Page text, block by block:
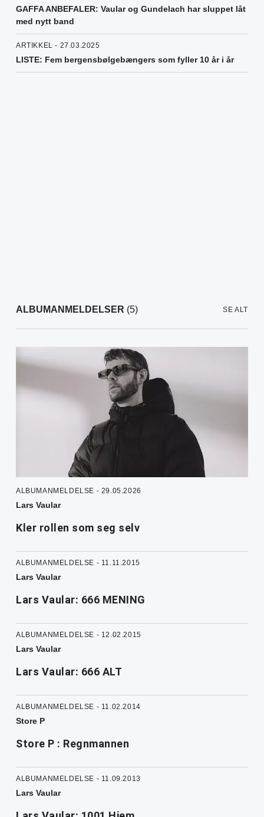
GAFFA ANBEFALER: Vaular og Gundelach har sluppet låt
med nytt band
ARTIKKEL - 27.03.2025
LISTE: Fem bergensbølgebængers som fyller 10 år i år
ALBUMANMELDELSER (5) SE ALT
ALBUMANMELDELSE - 29.05.2026
Lars Vaular
Kler rollen som seg selv
ALBUMANMELDELSE - 11.11.2015
Lars Vaular
Lars Vaular: 666 MENING
ALBUMANMELDELSE - 12.02.2015
Lars Vaular
Lars Vaular: 666 ALT
ALBUMANMELDELSE - 11.02.2014
Store P
Store P : Regnmannen
ALBUMANMELDELSE - 11.09.2013
Lars Vaular